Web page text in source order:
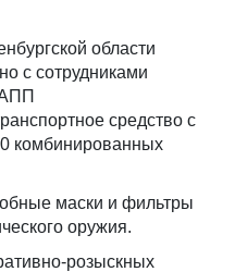
области
с сотрудниками
средство с
комбинированных
маски и фильтры
оружия.
розыскных